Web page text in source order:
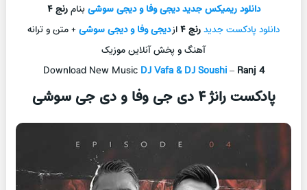
دانلود ریمیکس جدیددیجی وفا و دیجی سوشیبنامرنج ۴
دانلود پادکست جدیدرنج ۴ ازدیجی وفا و دیجی سوشی+ متن و ترانه
آهنگ و پخش آنلاین موزیک
Download New Music DJ Vafa & DJ Soushi– Ranj 4
پادکست رانژ ۴ دی جی وفا و دی جی سوشی